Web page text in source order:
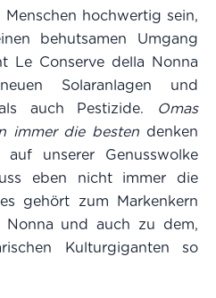
hochwertig sein,
behutsamen Umgang
Le Conserve della Nonna
Solaranlagen und
auch Pestizide.
Omas
immer die besten denken
unserer Genusswolke
eben nicht immer die
gehört zum Markenkern
Nonna und auch zu dem,
Kulturgiganten so